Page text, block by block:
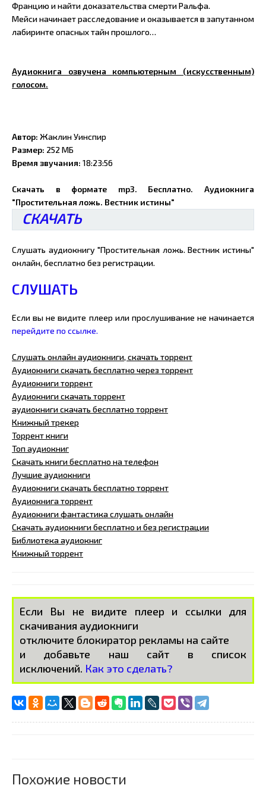
Францию и найти доказательства смерти Ральфа.
Мейси начинает расследование и оказывается в запутанном
лабиринте опасных тайн прошлого…
Аудиокнига озвучена компьютерным (искусственным)
голосом.
Автор: Жаклин Уинспир
Размер: 252 МБ
Время звучания: 18:23:56
Скачать в формате mp3. Бесплатно. Аудиокнига
"Простительная ложь. Вестник истины"
СКАЧАТЬ
Слушать аудиокнигу "Простительная ложь. Вестник истины"
онлайн, бесплатно без регистрации.
СЛУШАТЬ
Если вы не видите плеер или прослушивание не начинается
перейдите по ссылке.
Слушать онлайн аудиокниги, скачать торрент
Аудиокниги скачать бесплатно через торрент
Аудиокниги торрент
Аудиокниги скачать торрент
аудиокниги скачать бесплатно торрент
Книжный трекер
Торрент книги
Топ аудиокниг
Скачать книги бесплатно на телефон
Лучшие аудиокниги
Аудиокниги скачать бесплатно торрент
Аудиокнига торрент
Аудиокниги фантастика слушать онлайн
Скачать аудиокниги бесплатно и без регистрации
Библиотека аудиокниг
Книжный торрент
Если Вы не видите плеер и ссылки для
скачивания аудиокниги
отключите блокиратор рекламы на сайте
и добавьте наш сайт в список
исключений. Как это сделать?
Похожие новости